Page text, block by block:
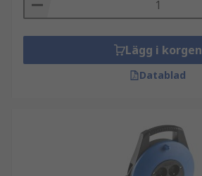
Lägg i korgen
Datablad